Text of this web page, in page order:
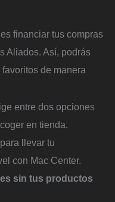
financiar tus compras
Aliados. Así, podrás
favoritos de manera
entre dos opciones
en tienda.
llevar tu
con Mac Center.
sin tus productos